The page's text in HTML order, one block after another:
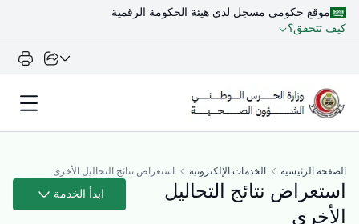
موقع حكومي مسجل لدى هيئة الحكومة الرقمية
كيف تتحقق؟
الصفحة الرئيسية الخدمات الإلكترونية استعراض نتائج التحاليل الأخرى
استعراض نتائج التحاليل
الأخرى
ابدأ الخدمة